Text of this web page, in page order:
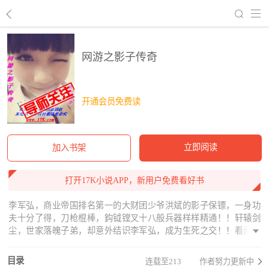
网游之影子传奇
开通会员免费读
加入书架 立即阅读
打开17K小说APP，新用户免费看好书
李军弘，商业帝国排名第一的大财团少爷洪斌的影子保镖，一身功
夫十分了得，刀枪棍棒，鈎钺镗叉十八般兵器样样精通！！轩辕剑
尘，世家落魄子弟，却意外结识李军弘，成为生死之交！！看两兄
《《《《《《《《《《《《《《》》》》》》》》》》》》
目录 连载至213 作者努力更新中